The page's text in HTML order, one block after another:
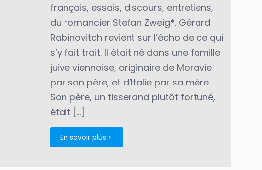
français, essais, discours, entretiens,
du romancier Stefan Zweig*. Gérard
Rabinovitch revient sur l’écho de ce qui
s’y fait trait. Il était né dans une famille
juive viennoise, originaire de Moravie
par son père, et d’Italie par sa mère.
Son père, un tisserand plutôt fortuné,
était […]
En savoir plus